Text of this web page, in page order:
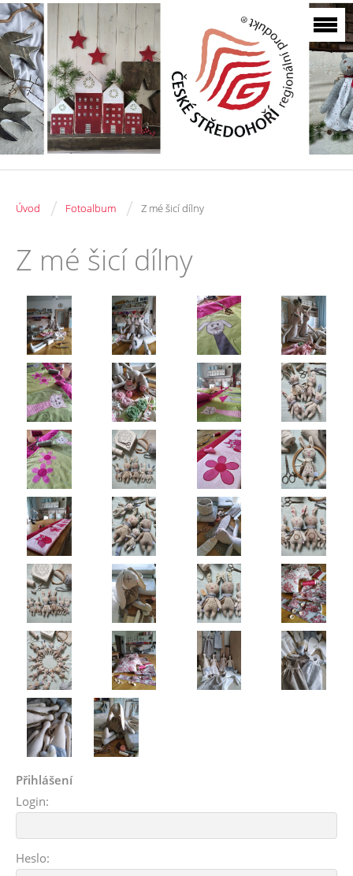
Úvod / Fotoalbum / Z mé šicí dílny
Z mé šicí dílny
Přihlášení
Login:
Heslo: